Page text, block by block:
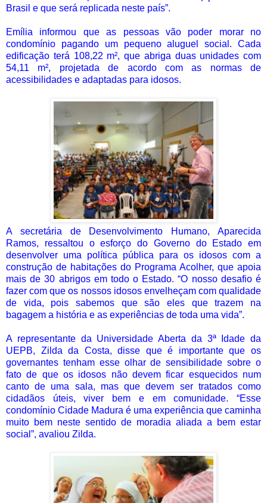
Brasil e que será replicada neste país”.
Emília informou que as pessoas vão poder morar no
condomínio pagando um pequeno aluguel social. Cada
edificação terá 108,22 m², que abriga duas unidades com
54,11 m², projetada de acordo com as normas de
acessibilidades e adaptadas para idosos.
A secretária de Desenvolvimento Humano, Aparecida
Ramos, ressaltou o esforço do Governo do Estado em
desenvolver uma política pública para os idosos com a
construção de habitações do Programa Acolher, que apoia
mais de 30 abrigos em todo o Estado. “O nosso desafio é
fazer com que os nossos idosos envelheçam com qualidade
de vida, pois sabemos que são eles que trazem na
bagagem a história e as experiências de toda uma vida”.
A representante da Universidade Aberta da 3ª Idade da
UEPB, Zilda da Costa, disse que é importante que os
governantes tenham esse olhar de sensibilidade sobre o
fato de que os idosos não devem ficar esquecidos num
canto de uma sala, mas que devem ser tratados como
cidadãos úteis, viver bem e em comunidade. “Esse
condomínio Cidade Madura é uma experiência que caminha
muito bem neste sentido de moradia aliada a bem estar
social”, avaliou Zilda.